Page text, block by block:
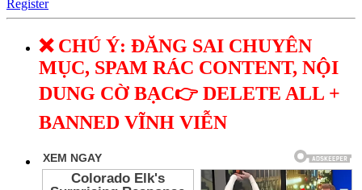
Register
❌ CHÚ Ý: ĐĂNG SAI CHUYÊN
MỤC, SPAM RÁC CONTENT, NỘI
DUNG CỜ BẠC👉 DELETE ALL +
BANNED VĨNH VIỄN